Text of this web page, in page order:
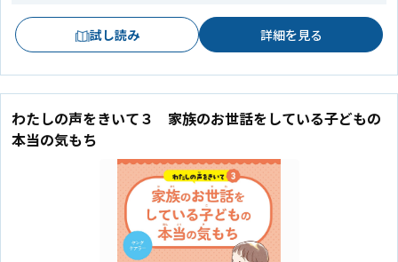
試し読み 詳細を見る
わたしの声をきいて３ 家族のお世話をしている子どもの
本当の気もち